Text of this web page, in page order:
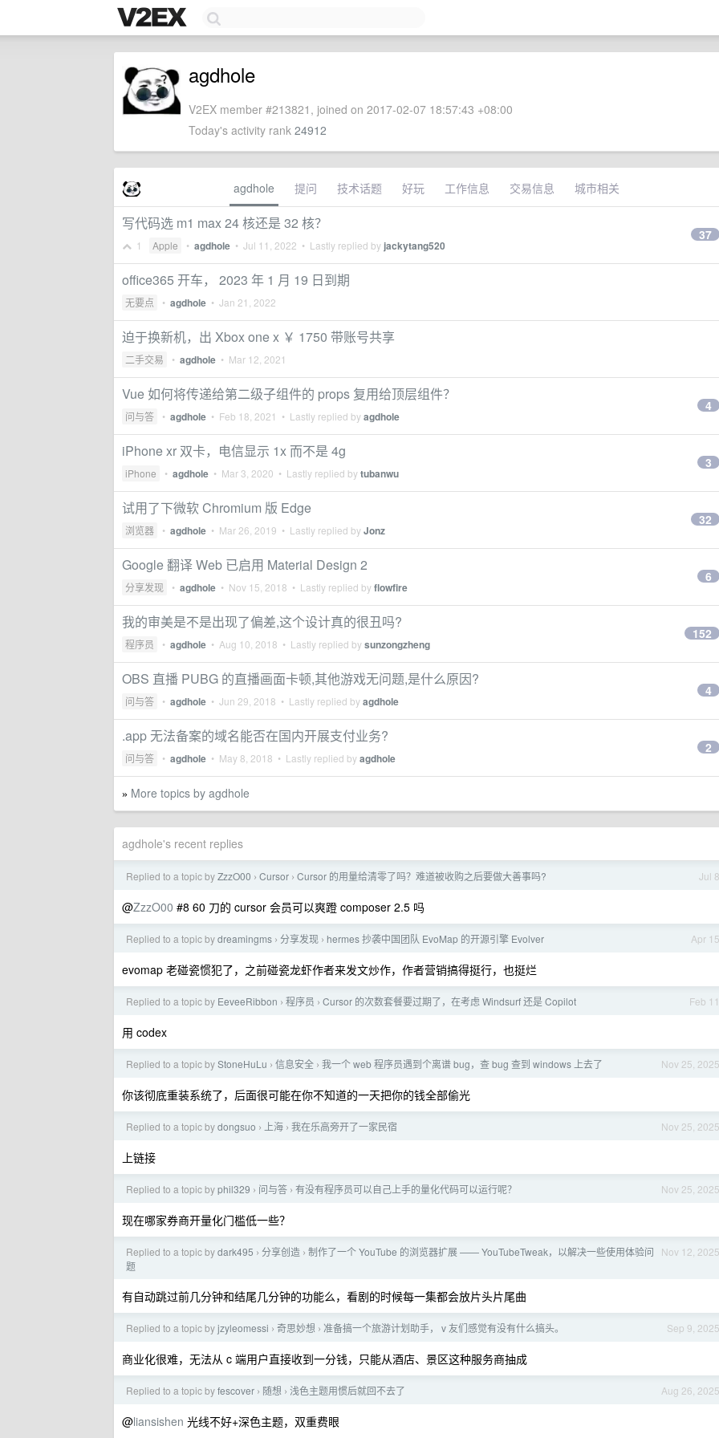
agdhole
V2EX member #213821, joined on 2017-02-07 18:57:43 +08:00
Today's activity rank 24912
agdhole 提问 技术话题 好玩 工作信息 交易信息 城市相关
写代码选 m1 max 24 核还是 32 核？
1 Apple • agdhole • Jul 11, 2022 • Lastly replied by jackytang520
37
office365 开车， 2023 年 1 月 19 日到期
无要点 • agdhole • Jan 21, 2022
迫于换新机，出 Xbox one x ￥ 1750 带账号共享
二手交易 • agdhole • Mar 12, 2021
Vue 如何将传递给第二级子组件的 props 复用给顶层组件？
问与答 • agdhole • Feb 18, 2021 • Lastly replied byagdhole
4
iPhone xr 双卡，电信显示 1x 而不是 4g
iPhone • agdhole • Mar 3, 2020 • Lastly replied bytubanwu
3
试用了下微软 Chromium 版 Edge
浏览器 • agdhole • Mar 26, 2019 • Lastly replied byJonz
32
Google 翻译 Web 已启用 Material Design 2
分享发现 • agdhole • Nov 15, 2018 • Lastly replied byflowfire
6
我的审美是不是出现了偏差,这个设计真的很丑吗?
程序员 • agdhole • Aug 10, 2018 • Lastly replied bysunzongzheng
152
OBS 直播 PUBG 的直播画面卡顿,其他游戏无问题,是什么原因?
问与答 • agdhole • Jun 29, 2018 • Lastly replied byagdhole
4
.app 无法备案的域名能否在国内开展支付业务?
问与答 • agdhole • May 8, 2018 • Lastly replied byagdhole
2
» More topics by agdhole
agdhole's recent replies
Jul 8
Replied to a topic byZzzO00 › Cursor › Cursor 的用量给清零了吗？难道被收购之后要做大善事吗?
@ZzzO00 #8 60 刀的 cursor 会员可以爽蹬 composer 2.5 吗
Apr 15
Replied to a topic bydreamingms › 分享发现 › hermes 抄袭中国团队 EvoMap 的开源引擎 Evolver
evomap 老碰瓷惯犯了，之前碰瓷龙虾作者来发文炒作，作者营销搞得挺行，也挺烂
Feb 11
Replied to a topic by EeveeRibbon › 程序员 › Cursor 的次数套餐要过期了，在考虑 Windsurf 还是 Copilot
用 codex
Nov 25, 2025
Replied to a topic byStoneHuLu › 信息安全 › 我一个 web 程序员遇到个离谱 bug，查 bug 查到 windows 上去了
你该彻底重装系统了，后面很可能在你不知道的一天把你的钱全部偷光
Nov 25, 2025
Replied to a topic bydongsuo › 上海 › 我在乐高旁开了一家民宿
上链接
Nov 25, 2025
Replied to a topic byphil329 › 问与答 › 有没有程序员可以自己上手的量化代码可以运行呢？
现在哪家券商开量化门槛低一些？
Nov 12, 2025
Replied to a topic bydark495 › 分享创造 › 制作了一个 YouTube 的浏览器扩展 —— YouTubeTweak，以解决一些使用体验问
题
有自动跳过前几分钟和结尾几分钟的功能么，看剧的时候每一集都会放片头片尾曲
Sep 9, 2025
Replied to a topic byjzyleomessi › 奇思妙想 › 准备搞一个旅游计划助手， v 友们感觉有没有什么搞头。
商业化很难，无法从 c 端用户直接收到一分钱，只能从酒店、景区这种服务商抽成
Aug 26, 2025
Replied to a topic byfescover › 随想 › 浅色主题用惯后就回不去了
@liansishen 光线不好+深色主题，双重费眼